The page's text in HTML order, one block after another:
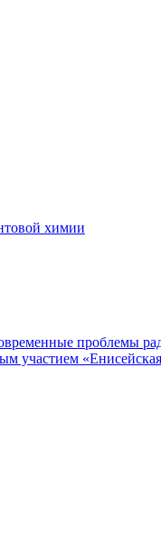
химии
проблемы
участием